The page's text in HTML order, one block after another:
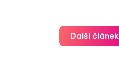
Další článek